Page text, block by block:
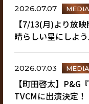
2026.07.07 MEDIA
【7/13(月)より放
晴らしい星にしよ
2026.07.03 MEDIA
【町田啓太】P&G
TVCMに出演決定！